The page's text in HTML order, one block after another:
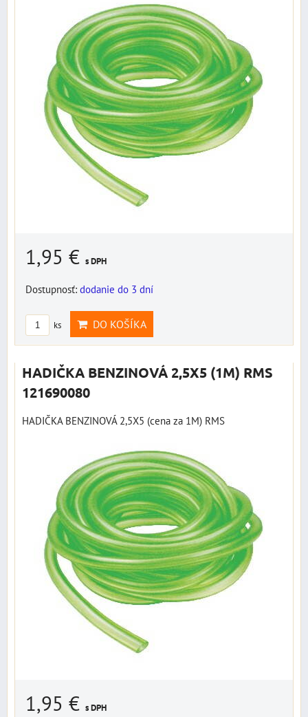
1,95 € s DPH
Dostupnosť: dodanie do 3 dní
ks DO KOŠÍKA
HADIČKA BENZINOVÁ 2,5X5 (1M) RMS
121690080
HADIČKA BENZINOVÁ 2,5X5 (cena za 1M) RMS
1,95 € s DPH